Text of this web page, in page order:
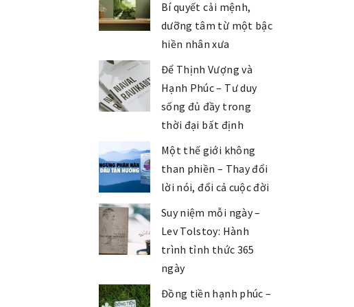
Bí quyết cải mệnh,
dưỡng tâm từ một bậc
hiền nhân xưa
Để Thịnh Vượng và
Hạnh Phúc – Tư duy
sống đủ đầy trong
thời đại bất định
Một thế giới không
than phiền – Thay đổi
lời nói, đổi cả cuộc đời
Suy niệm mỗi ngày –
Lev Tolstoy: Hành
trình tỉnh thức 365
ngày
Đồng tiền hạnh phúc –